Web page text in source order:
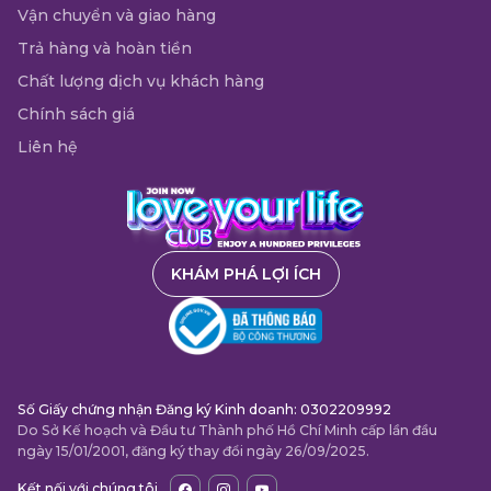
Điện thoại: 02873087318 (2111)
9:30 - 22:00
MEDiCARE 112 VINCOM THẢO
Shop L3-01A, Tầng L3, Trung tâm thương mại Vincom Thảo
Điền, 161 Xa Lộ Hà Nội, Phường An Khánh, Hồ Chí Minh
Điện thoại: 02873087318 (2112)
MEDiCARE 114 VINCOM TUYÊN
Shop L1-06, Tầng L1, Trung tâm thương mại Vincom Tuyên
Quang. Số 260 đường Quang Trung, Phường Minh Xuân,
Tuyên Quang
Vận chuyển và giao hàng
Trả hàng và hoàn tiền
Chất lượng dịch vụ khách hàng
Chính sách giá
Liên hệ
KHÁM PHÁ LỢI ÍCH
Số Giấy chứng nhận Đăng ký Kinh doanh: 0302209992
Do Sở Kế hoạch và Đầu tư Thành phố Hồ Chí Minh cấp lần đầu
ngày 15/01/2001, đăng ký thay đổi ngày 26/09/2025.